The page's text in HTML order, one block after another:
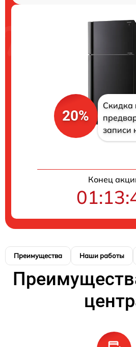
20%
Скидка
записи
Конец
Преимущества Наши работы